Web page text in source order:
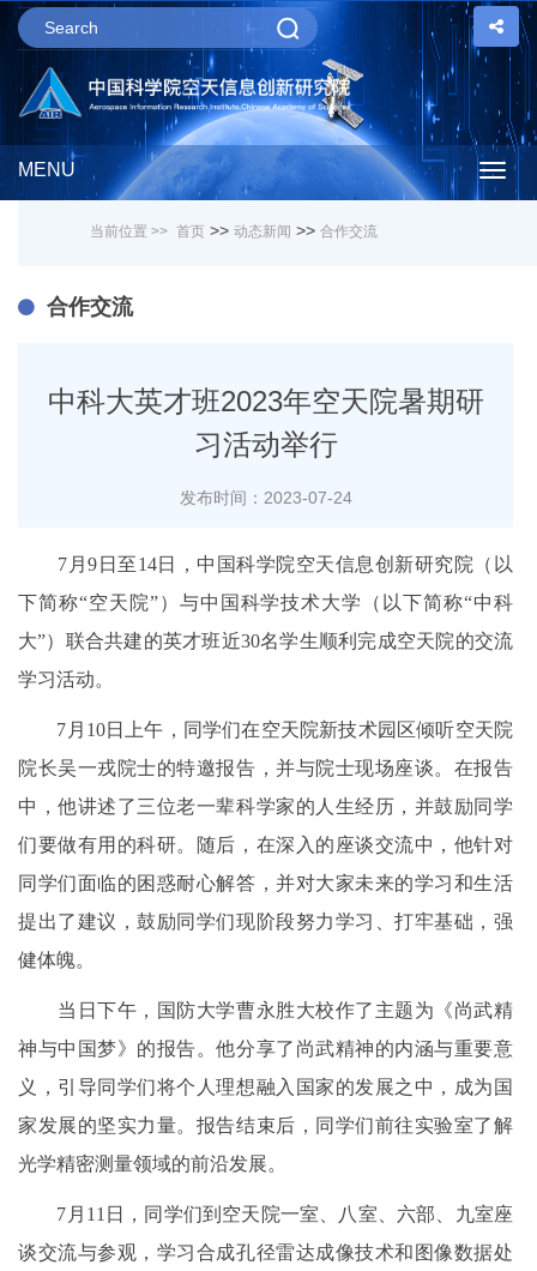
MENU
当前位置 >> 首页 >> 动态新闻 >> 合作交流
合作交流
中科大英才班2023年空天院暑期研
习活动举行
发布时间：2023-07-24
7月9日至14日，中国科学院空天信息创新研究院（以
下简称“空天院”）与中国科学技术大学（以下简称“中科
大”）联合共建的英才班近30名学生顺利完成空天院的交流
学习活动。
7月10日上午，同学们在空天院新技术园区倾听空天院
院长吴一戎院士的特邀报告，并与院士现场座谈。在报告
中，他讲述了三位老一辈科学家的人生经历，并鼓励同学
们要做有用的科研。随后，在深入的座谈交流中，他针对
同学们面临的困惑耐心解答，并对大家未来的学习和生活
提出了建议，鼓励同学们现阶段努力学习、打牢基础，强
健体魄。
当日下午，国防大学曹永胜大校作了主题为《尚武精
神与中国梦》的报告。他分享了尚武精神的内涵与重要意
义，引导同学们将个人理想融入国家的发展之中，成为国
家发展的坚实力量。报告结束后，同学们前往实验室了解
光学精密测量领域的前沿发展。
7月11日，同学们到空天院一室、八室、六部、九室座
谈交流与参观，学习合成孔径雷达成像技术和图像数据处